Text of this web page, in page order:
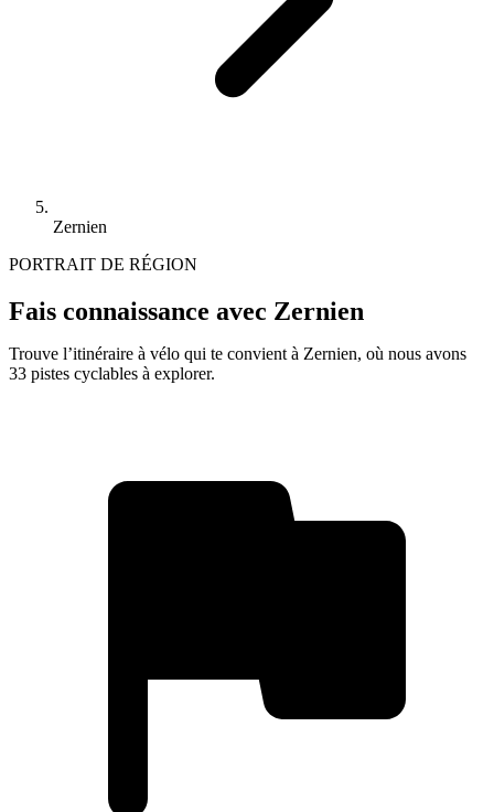
Zernien
PORTRAIT DE RÉGION
Fais connaissance avec Zernien
Trouve l’itinéraire à vélo qui te convient à Zernien, où nous avons
33 pistes cyclables à explorer.